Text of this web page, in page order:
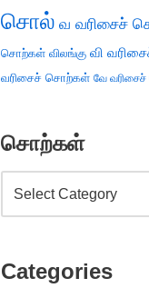
சொல் வ வரிசைச்
சொற்கள் விலங்கு வி
வரிசைச் சொற்கள் வே
சொற்கள்
Categories